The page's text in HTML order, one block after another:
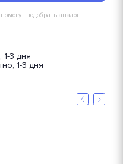
подобрать аналог
1-3 дня
1-3 дня